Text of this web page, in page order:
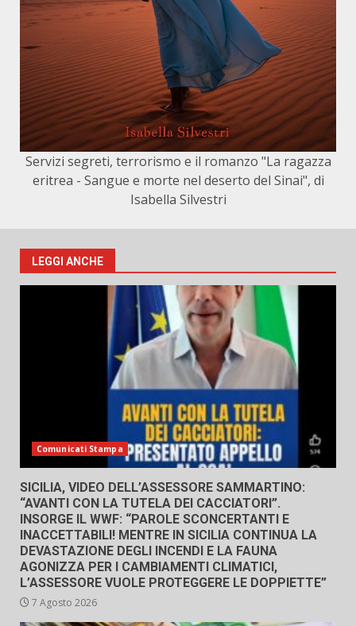
Servizi segreti, terrorismo e il romanzo "La ragazza
eritrea - Sangue e morte nel deserto del Sinai", di
Isabella Silvestri
LEGGI ANCHE
Comunicati Stampa
SICILIA, VIDEO DELL’ASSESSORE SAMMARTINO:
“AVANTI CON LA TUTELA DEI CACCIATORI”.
INSORGE IL WWF: “PAROLE SCONCERTANTI E
INACCETTABILI! MENTRE IN SICILIA CONTINUA LA
DEVASTAZIONE DEGLI INCENDI E LA FAUNA
AGONIZZA PER I CAMBIAMENTI CLIMATICI,
L’ASSESSORE VUOLE PROTEGGERE LE DOPPIETTE”
7 Agosto 2026